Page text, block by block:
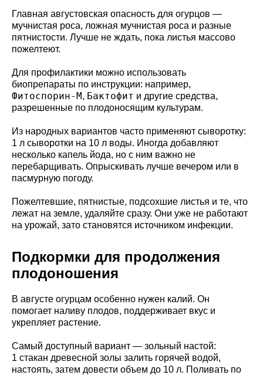
Главная августовская опасность для огурцов —
мучнистая роса, ложная мучнистая роса и разные
пятнистости. Лучше не ждать, пока листья массово
пожелтеют.
Для профилактики можно использовать
биопрепараты по инструкции: например,
Фитоспорин-М, Бактофит и другие средства,
разрешенные по плодоносящим культурам.
Из народных вариантов часто применяют сыворотку:
1 л сыворотки на 10 л воды. Иногда добавляют
несколько капель йода, но с ним важно не
перебарщивать. Опрыскивать лучше вечером или в
пасмурную погоду.
Пожелтевшие, пятнистые, подсохшие листья и те, что
лежат на земле, удаляйте сразу. Они уже не работают
на урожай, зато становятся источником инфекции.
Подкормки для продолжения
плодоношения
В августе огурцам особенно нужен калий. Он
помогает наливу плодов, поддерживает вкус и
укрепляет растение.
Самый доступный вариант — зольный настой:
1 стакан древесной золы залить горячей водой,
настоять, затем довести объем до 10 л. Поливать по